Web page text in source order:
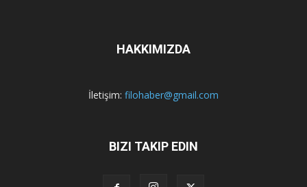
HAKKIMIZDA
İletişim: filohaber@gmail.com
BIZI TAKIP EDIN